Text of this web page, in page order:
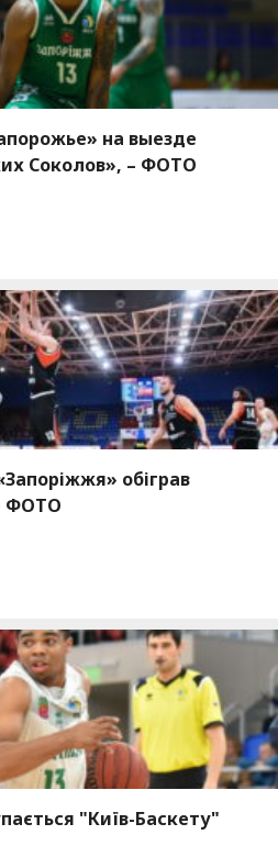
на выезде
Соколов», – ФОТО
обіграв
ФОТО
"Київ-Баскету"